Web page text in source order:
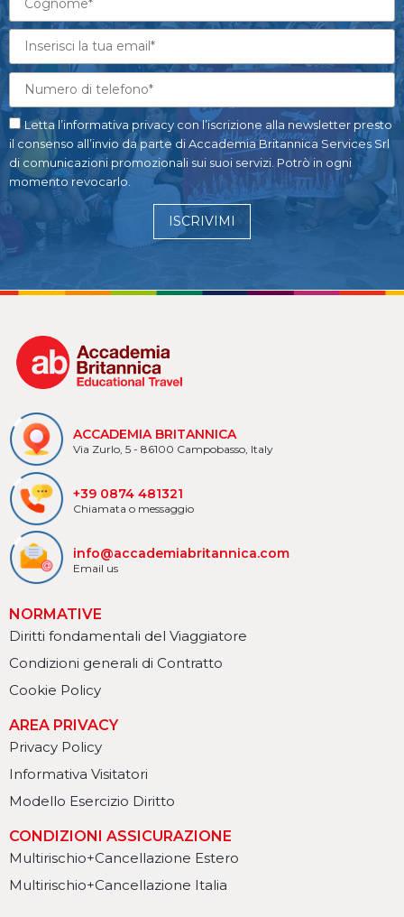
Letta l’informativa privacy con l’iscrizione alla newsletter presto
il consenso all’invio da parte di Accademia Britannica Services Srl
di comunicazioni promozionali sui suoi servizi. Potrò in ogni
momento revocarlo.
ISCRIVIMI
ACCADEMIA BRITANNICA
Via Zurlo, 5 - 86100 Campobasso, Italy
+39 0874 481321
Chiamata o messaggio
info@accademiabritannica.com
Email us
NORMATIVE
Diritti fondamentali del Viaggiatore
Condizioni generali di Contratto
Cookie Policy
AREA PRIVACY
Privacy Policy
Informativa Visitatori
Modello Esercizio Diritto
CONDIZIONI ASSICURAZIONE
Multirischio+Cancellazione Estero
Multirischio+Cancellazione Italia